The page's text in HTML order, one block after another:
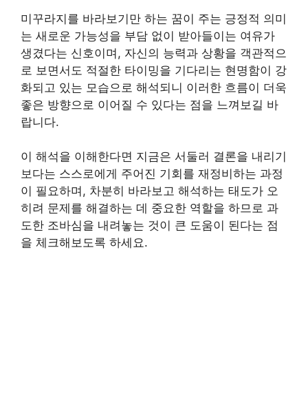
미꾸라지를 바라보기만 하는 꿈이 주는 긍정적 의미
는 새로운 가능성을 부담 없이 받아들이는 여유가
생겼다는 신호이며, 자신의 능력과 상황을 객관적으
로 보면서도 적절한 타이밍을 기다리는 현명함이 강
화되고 있는 모습으로 해석되니 이러한 흐름이 더욱
좋은 방향으로 이어질 수 있다는 점을 느껴보길 바
랍니다.
이 해석을 이해한다면 지금은 서둘러 결론을 내리기
보다는 스스로에게 주어진 기회를 재정비하는 과정
이 필요하며, 차분히 바라보고 해석하는 태도가 오
히려 문제를 해결하는 데 중요한 역할을 하므로 과
도한 조바심을 내려놓는 것이 큰 도움이 된다는 점
을 체크해보도록 하세요.